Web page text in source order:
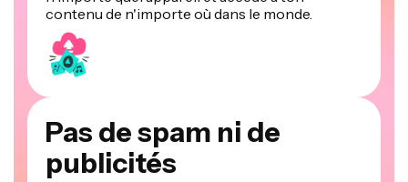
contenu de n'importe où dans le monde.
Pas de spam ni de
publicités